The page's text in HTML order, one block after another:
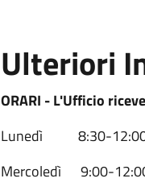
Ulteriori
ORARI - L'Ufficio
Lunedì 8:30-
Mercoledì 9:00-